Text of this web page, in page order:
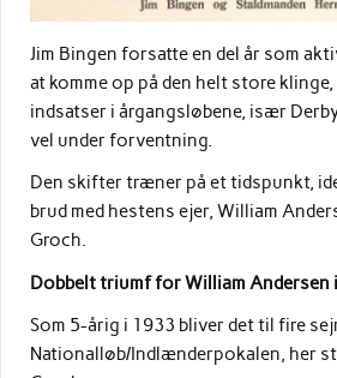
Jim Bingen forsatte en del år som
at komme op på den helt store
indsatser i årgangsløbene, især
vel under forventning.
Den skifter træner på et tidspunkt,
brud med hestens ejer, William
Groch.
Dobbelt triumf for William Andersen
Som 5-årig i 1933 bliver det til fire
Nationalløb/Indlænderpokalen, her